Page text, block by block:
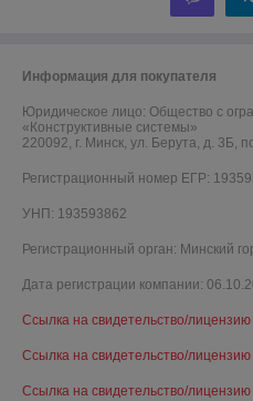
Информация для покупателя
Юридическое лицо: Общество с
«Конструктивные системы»
220092, г. Минск, ул. Берута, д. 3Б,
Регистрационный номер ЕГР:
УНП: 193593862
Регистрационный орган: Минский
Дата регистрации компании:
Ссылка на свидетельство/лицензию
Ссылка на свидетельство/лицензию
Ссылка на свидетельство/лицензию